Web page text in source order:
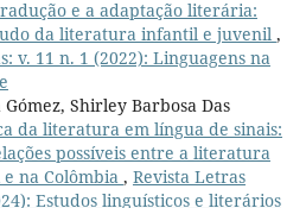
e a adaptação literária:
da literatura infantil e juvenil ,
v. 11 n. 1 (2022): Linguagens na
Shirley Barbosa Das
da literatura em língua de sinais:
possíveis entre a literatura
na Colômbia , Revista Letras
Estudos linguísticos e literários